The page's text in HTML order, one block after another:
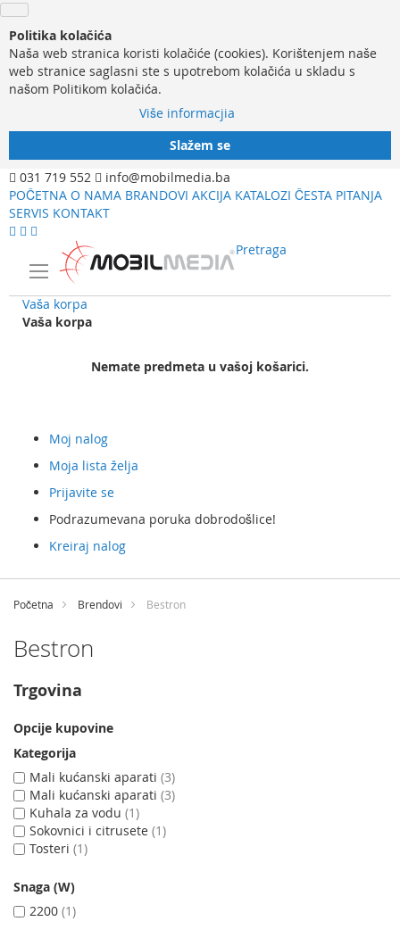
Politika kolačića
Naša web stranica koristi kolačiće (cookies). Korištenjem naše
web stranice saglasni ste s upotrebom kolačića u skladu s
našom Politikom kolačića.
Više informacjia
Slažem se
031 719 552
info@mobilmedia.ba
POČETNA O NAMA BRANDOVI AKCIJA KATALOZI ČESTA PITANJA
SERVIS KONTAKT
Pretraga
Vaša korpa
Vaša korpa
Nemate predmeta u vašoj košarici.
Moj nalog
Moja lista želja
Prijavite se
Podrazumevana poruka dobrodošlice!
Kreiraj nalog
na
Početna Brendovi Bestron
Bestron
Trgovina
Opcije kupovine
Kategorija
Mali kućanski aparati 3
Mali kućanski aparati 3
Kuhala za vodu 1
Sokovnici i citrusete 1
Tosteri 1
Snaga (W)
2200 1